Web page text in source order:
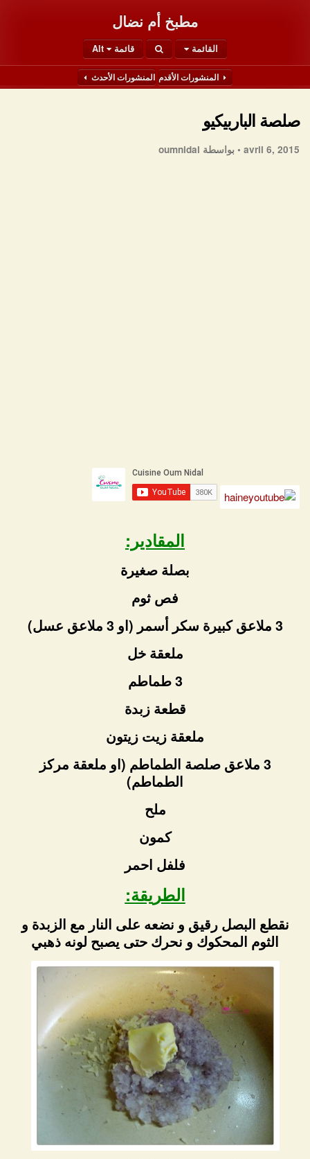
مطبخ أم نضال
القائمة قائمة Alt
المنشورات الأقدم المنشورات الأحدث
صلصة الباربيكيو
avril 6, 2015 • بواسطة oumnidal
المقادير:
بصلة صغيرة
فص ثوم
3 ملاعق كبيرة سكر أسمر (او 3 ملاعق عسل)
ملعقة خل
3 طماطم
قطعة زبدة
ملعقة زيت زيتون
3 ملاعق صلصة الطماطم (او ملعقة مركز
الطماطم)
ملح
كمون
فلفل احمر
الطريقة:
نقطع البصل رقيق و نضعه على النار مع الزبدة و
الثوم المحكوك و نحرك حتى يصبح لونه ذهبي